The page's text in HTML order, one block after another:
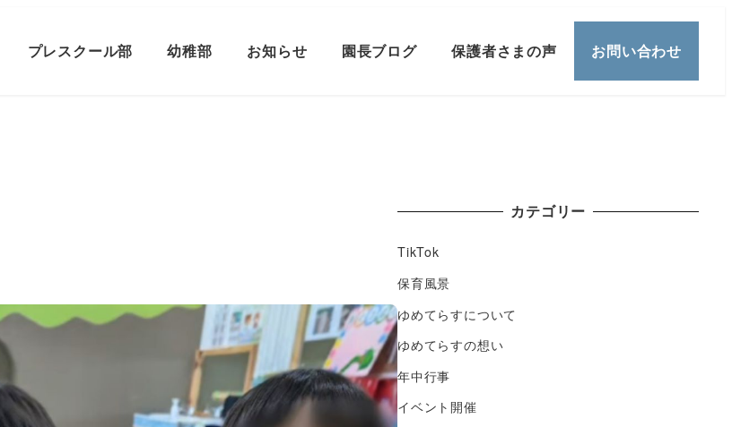
プレスクール部 幼稚部 お知らせ 園長ブログ 保護者さまの声 お問い合わせ
カテゴリー
TikTok
保育風景
ゆめてらすについて
ゆめてらすの想い
年中行事
イベント開催